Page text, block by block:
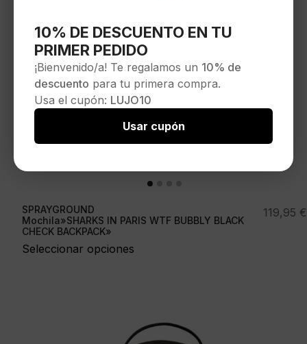
SPRAYGROUND
Mochila»SHARKS IN PARIS WTF BUBBLY BLACK
CHECK BACKPACK»
Seleccionar opciones
119,95 €
10% DE DESCUENTO EN TU
PRIMER PEDIDO
¡Bienvenido/a! Te regalamos un 10% de
descuento para tu primera compra.
Usa el cupón: LUJO10
Usar cupón